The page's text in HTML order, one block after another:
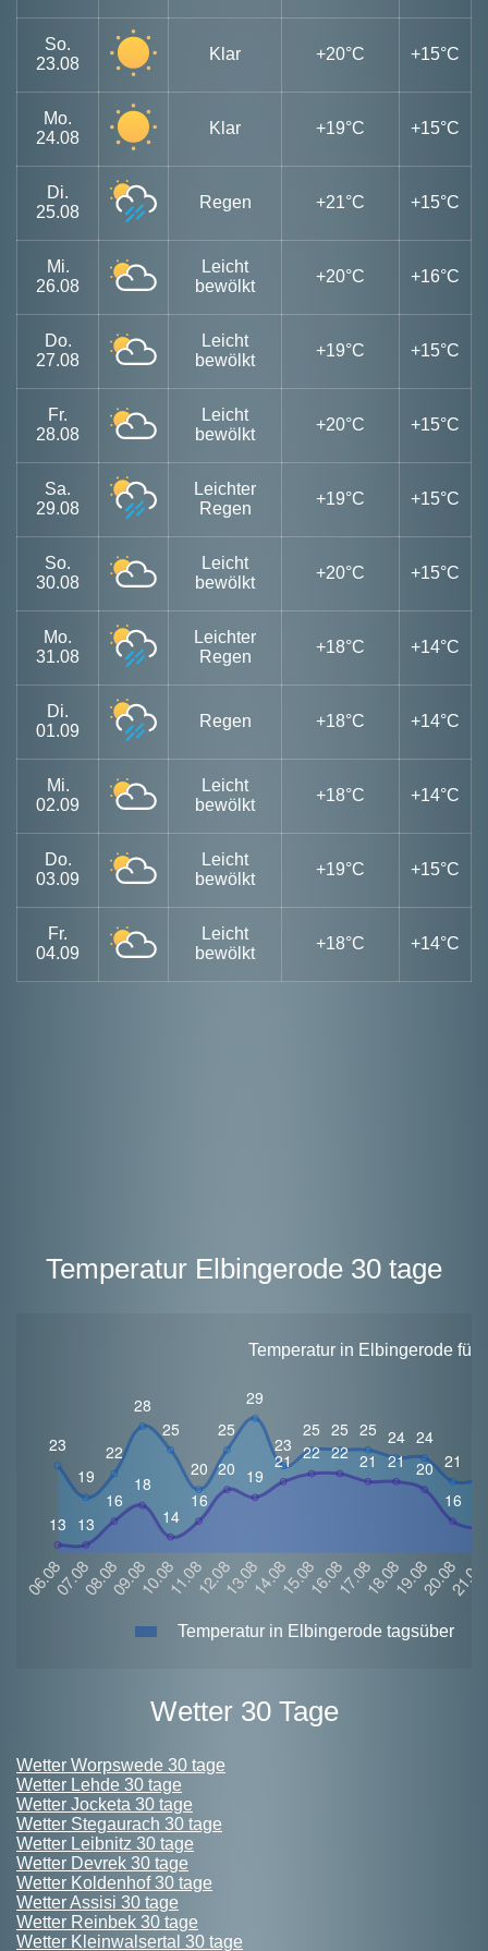
So.
23.08
Klar +20°C +15°C
Mo.
24.08
Klar +19°C +15°C
Di.
25.08
Regen +21°C +15°C
Mi.
26.08
Leicht
bewölkt
+20°C +16°C
Do.
27.08
Leicht
bewölkt
+19°C +15°C
Fr.
28.08
Leicht
bewölkt
+20°C +15°C
Sa.
29.08
Leichter
Regen
+19°C +15°C
So.
30.08
Leicht
bewölkt
+20°C +15°C
Mo.
31.08
Leichter
Regen
+18°C +14°C
Di.
01.09
Regen +18°C +14°C
Mi.
02.09
Leicht
bewölkt
+18°C +14°C
Do.
03.09
Leicht
bewölkt
+19°C +15°C
Fr.
04.09
Leicht
bewölkt
+18°C +14°C
Temperatur Elbingerode 30 tage
Temperatur in Elbingerode für
Temperatur in Elbingerode tagsüber
Wetter 30 Tage
Wetter Worpswede 30 tage
Wetter Lehde 30 tage
Wetter Jocketa 30 tage
Wetter Stegaurach 30 tage
Wetter Leibnitz 30 tage
Wetter Devrek 30 tage
Wetter Koldenhof 30 tage
Wetter Assisi 30 tage
Wetter Reinbek 30 tage
Wetter Kleinwalsertal 30 tage